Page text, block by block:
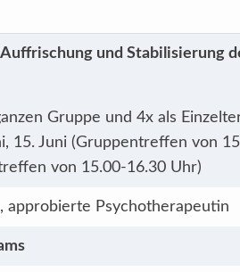
und Stabilisierung
Gruppe und 4x als
15. Juni (Gruppentreffen von
von 15.00-16.30 Uhr)
, approbierte Psychotherapeutin